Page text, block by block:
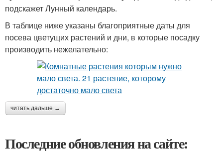
подскажет Лунный календарь.
В таблице ниже указаны благоприятные даты для
посева цветущих растений и дни, в которые посадку
производить нежелательно:
читать дальше →
Последние обновления на сайте: